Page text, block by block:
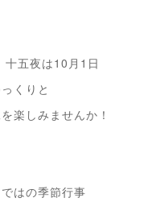
十五夜は10月1日
くりと
楽しみませんか！
はの季節行事